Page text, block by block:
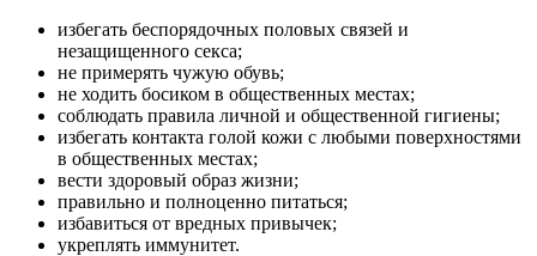
избегать беспорядочных половых связей и
незащищенного секса;
не примерять чужую обувь;
не ходить босиком в общественных местах;
соблюдать правила личной и общественной гигиены;
избегать контакта голой кожи с любыми поверхностями
в общественных местах;
вести здоровый образ жизни;
правильно и полноценно питаться;
избавиться от вредных привычек;
укреплять иммунитет.